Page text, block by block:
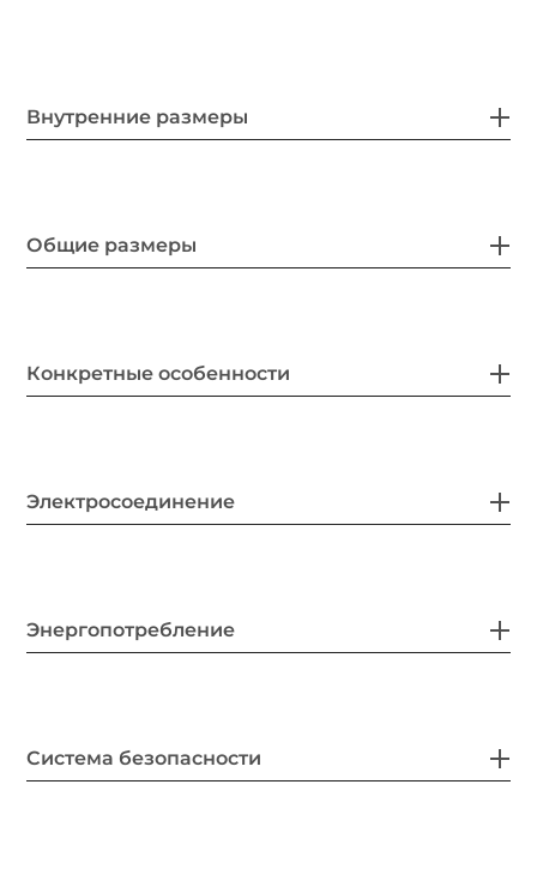
Внутренние размеры
Общие размеры
Конкретные особенности
Электросоединение
Энергопотребление
Система безопасности